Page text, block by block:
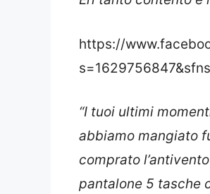
https://
“I tuoi ultimi
abbiamo mangiato
comprato
pantalone 5 tasche